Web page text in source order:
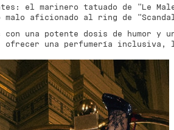
el marinero tatuado de "Le
aficionado al ring de
una potente dosis de humor y
ofrecer una perfumería inclusiva,